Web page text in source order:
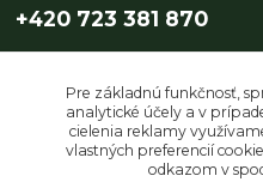
+420 723 381 870
Pre základnú funkčnosť,
analytické účely a v
cielenia reklamy
vlastných preferencií
odkazom v